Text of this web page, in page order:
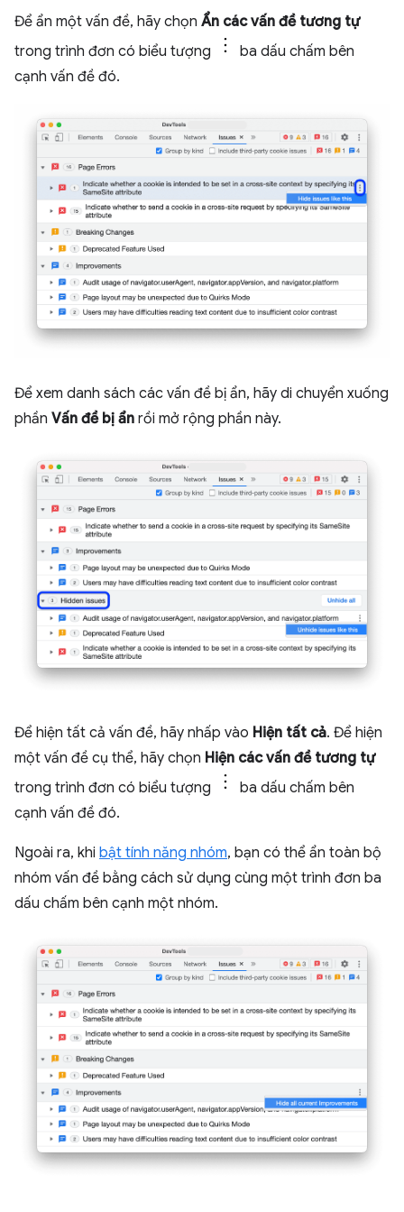
Để ẩn một vấn đề, hãy chọn Ẩn các vấn đề tương tự
trong trình đơn có biểu tượng
ba dấu chấm bên
cạnh vấn đề đó.
Để xem danh sách các vấn đề bị ẩn, hãy di chuyển xuống
phần Vấn đề bị ẩn rồi mở rộng phần này.
Để hiện tất cả vấn đề, hãy nhấp vào Hiện tất cả. Để hiện
một vấn đề cụ thể, hãy chọn Hiện các vấn đề tương tự
trong trình đơn có biểu tượng
ba dấu chấm bên
cạnh vấn đề đó.
Ngoài ra, khi bật tính năng nhóm, bạn có thể ẩn toàn bộ
nhóm vấn đề bằng cách sử dụng cùng một trình đơn ba
dấu chấm bên cạnh một nhóm.